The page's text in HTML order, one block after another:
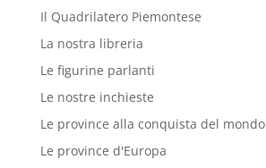
Il Quadrilatero Piemontese
La nostra libreria
Le figurine parlanti
Le nostre inchieste
Le province alla conquista del mondo
Le province d'Europa